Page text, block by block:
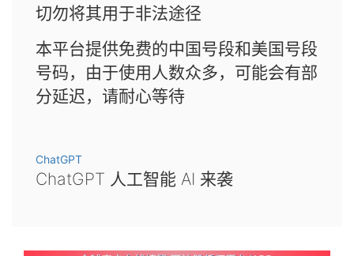
切勿将其用于非法途径
本平台提供免费的中国号段和美国号段
号码，由于使用人数众多，可能会有部
分延迟，请耐心等待
ChatGPT
ChatGPT 人工智能 AI 来袭